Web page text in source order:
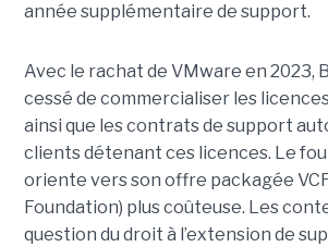
année supplémentaire de support.
Avec le rachat de VMware en 2023,
cessé de commercialiser les
ainsi que les contrats de support
clients détenant ces licences. Le
oriente vers son offre packagée
Foundation) plus coûteuse. Les
question du droit à l’extension de